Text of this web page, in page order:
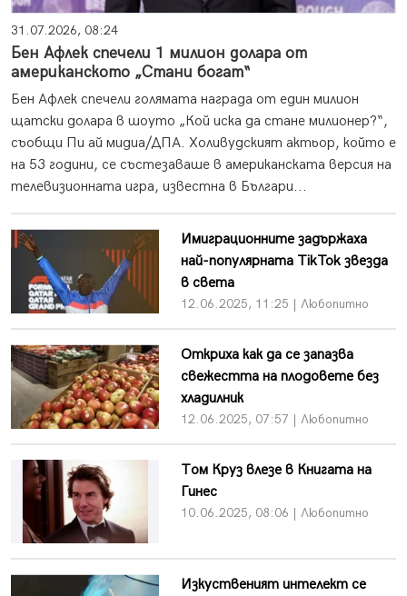
31.07.2026, 08:24
Бен Афлек спечели 1 милион долара от
американското „Стани богат“
Бен Афлек спечели голямата награда от един милион
щатски долара в шоуто „Кой иска да стане милионер?“,
съобщи Пи ай мидиа/ДПА. Холивудският актьор, който е
на 53 години, се състезаваше в американската версия на
телевизионната игра, известна в Българи...
Имиграционните задържаха
най-популярната TikTok звезда
в света
12.06.2025, 11:25 | Любопитно
Откриха как да се запазва
свежестта на плодовете без
хладилник
12.06.2025, 07:57 | Любопитно
Том Круз влезе в Книгата на
Гинес
10.06.2025, 08:06 | Любопитно
Изкуственият интелект се